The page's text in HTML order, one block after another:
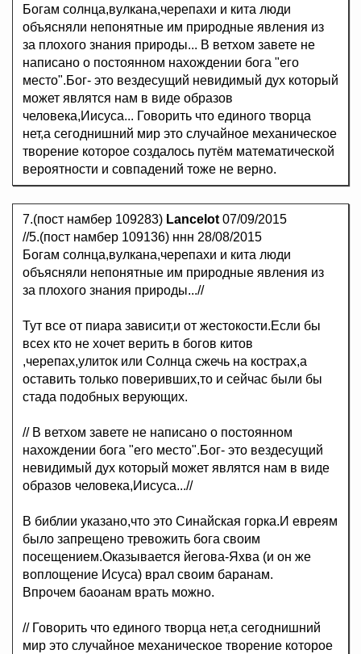
Богам солнца,вулкана,черепахи и кита люди
объясняли непонятные им природные явления из
за плохого знания природы... В ветхом завете не
написано о постоянном нахождении бога "его
место".Бог- это вездесущий невидимый дух который
может являтся нам в виде образов
человека,Иисуса... Говорить что единого творца
нет,а сегоднишний мир это случайное механическое
творение которое создалось путём математической
вероятности и совпадений тоже не верно.
7.(пост намбер 109283) Lancelot 07/09/2015
//5.(пост намбер 109136) ннн 28/08/2015
Богам солнца,вулкана,черепахи и кита люди
объясняли непонятные им природные явления из
за плохого знания природы...//
Тут все от пиара зависит,и от жестокости.Если бы
всех кто не хочет верить в богов китов
,черепах,улиток или Солнца сжечь на кострах,а
оставить только поверивших,то и сейчас были бы
стада подобных верующих.
// В ветхом завете не написано о постоянном
нахождении бога "его место".Бог- это вездесущий
невидимый дух который может являтся нам в виде
образов человека,Иисуса...//
В библии указано,что это Синайская горка.И евреям
было запрещено тревожить бога своим
посещением.Оказывается йегова-Яхва (и он же
воплощение Исуса) врал своим баранам.
Впрочем баоанам врать можно.
// Говорить что единого творца нет,а сегоднишний
мир это случайное механическое творение которое